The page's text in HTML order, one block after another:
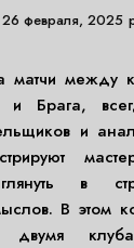
26 февраля, 2025
матчи между
Брага,
и
в
В этом